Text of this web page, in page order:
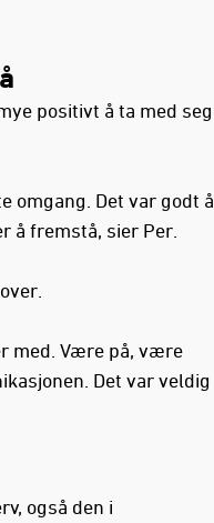
positivt å ta med seg
omgang. Det var godt å
å fremstå, sier Per.
med. Være på, være
Det var veldig
også den i